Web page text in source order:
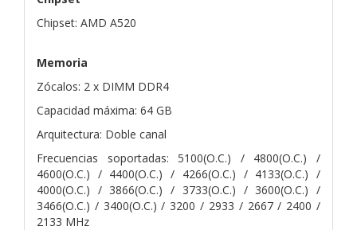
Chipset: AMD A520
Memoria
Zócalos: 2 x DIMM DDR4
Capacidad máxima: 64 GB
Arquitectura: Doble canal
Frecuencias soportadas: 5100(O.C.) / 4800(O.C.) /
4600(O.C.) / 4400(O.C.) / 4266(O.C.) / 4133(O.C.) /
4000(O.C.) / 3866(O.C.) / 3733(O.C.) / 3600(O.C.) /
3466(O.C.) / 3400(O.C.) / 3200 / 2933 / 2667 / 2400 /
2133 MHz